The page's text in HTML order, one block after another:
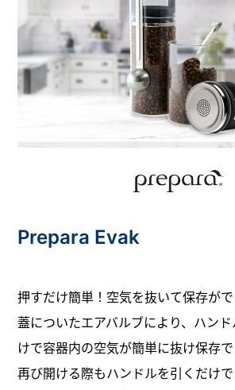
Prepara Evak
押すだけ簡単！空気を抜いて保存が
蓋についたエアバルブにより、ハン
けで容器内の空気が簡単に抜け保存で
再び開ける際もハンドルを引くだけで